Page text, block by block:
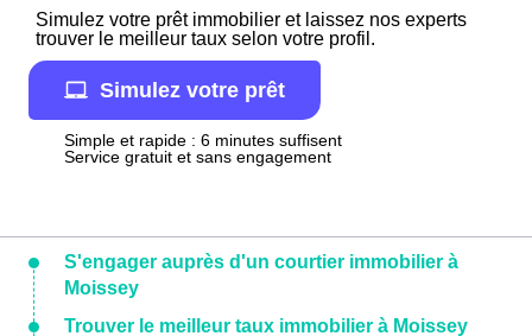
Simulez votre prêt immobilier et laissez nos experts
trouver le meilleur taux selon votre profil.
Simulez votre prêt
Simple et rapide : 6 minutes suffisent
Service gratuit et sans engagement
S'engager auprès d'un courtier immobilier à
Moissey
Trouver le meilleur taux immobilier à Moissey